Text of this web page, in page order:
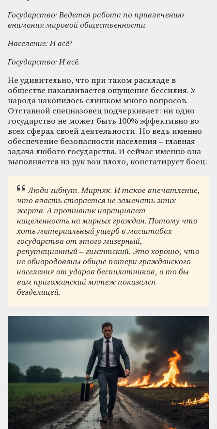
Государство: Ведется работа по привлечению
внимания мировой общественности.
Население: И всё?
Государство: И всё.
Не удивительно, что при таком раскладе в
обществе накапливается ощущение бессилия. У
народа накопилось слишком много вопросов.
Отставной спецназовец подчеркивает: ни одно
государство не может быть 100% эффективно во
всех сферах своей деятельности. Но ведь именно
обеспечение безопасности населения – главная
задача любого государства. И сейчас именно она
выполняется из рук вон плохо, констатирует боец:
Люди гибнут. Мирняк. И такое впечатление,
что власть старается не замечать этих
жертв. А противник наращивает
нацеленность на мирных граждан. Потому что
хоть материальный ущерб в масштабах
государства от этого мизерный,
репутационный – гигантский. Это хорошо, что
не обнародованы общие потери гражданского
населения от ударов беспилотников, а то бы
вам пригожинский мятеж показался
безделицей.